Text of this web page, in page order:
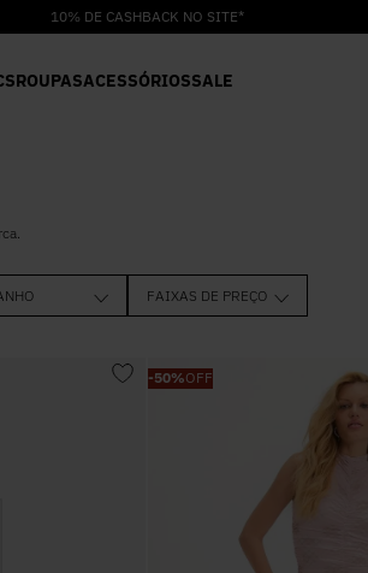
10% DE CASHBACK NO SITE*
ROUPASACESSÓRIOSSALE
FAIXAS DE PREÇO
-50%OFF